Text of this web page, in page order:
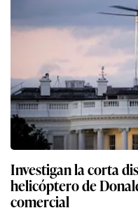
Investigan la corta
helicóptero de
comercial